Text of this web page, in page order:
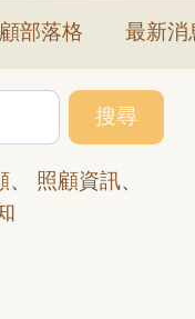
部落格 最新消
搜尋
、 照顧資訊、